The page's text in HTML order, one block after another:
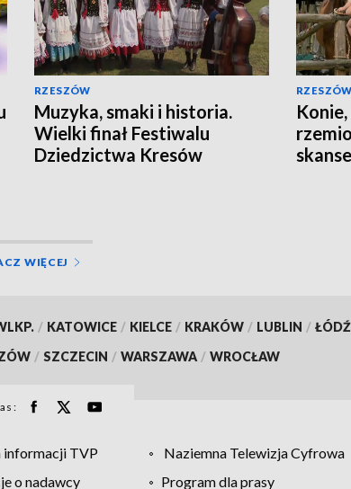
RZESZÓW
Muzyka, smaki i historia.
Wielki finał Festiwalu
Dziedzictwa Kresów
RZESZÓW
WIĘCEJ
/ KATOWICE / KIELCE / KRAKÓW / LUBLIN / ŁÓDŹ
/ SZCZECIN / WARSZAWA / WROCŁAW
informacji TVP Naziemna Telewizja Cyfrowa
o nadawcy Program dla prasy